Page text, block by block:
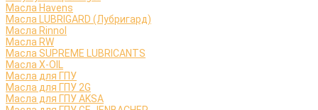
Масла Havens
Масла LUBRIGARD (Лубригард)
Масла Rinnol
Масла RW
Масла SUPREME LUBRICANTS
Масла X-OIL
Масла для ГПУ
Масла для ГПУ 2G
Масла для ГПУ AKSA